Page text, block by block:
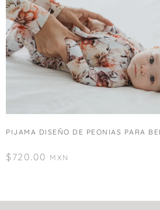
PIJAMA DISEÑO DE PEONIAS PARA
$ 720.00 MXN